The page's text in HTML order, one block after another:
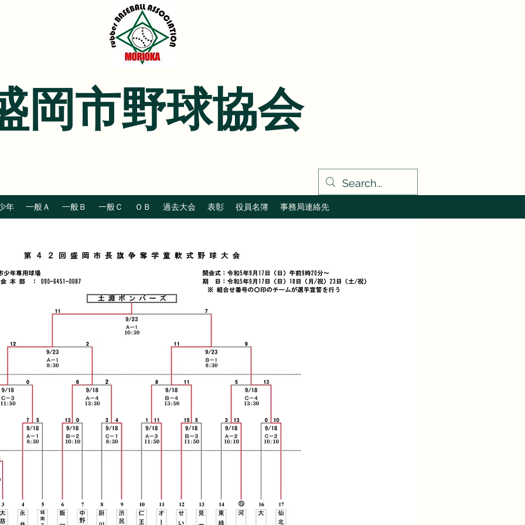
岡市野球協会
年 一般Ａ 一般Ｂ 一般Ｃ ＯＢ 過去大会 表彰 役員名簿 事務局連絡先